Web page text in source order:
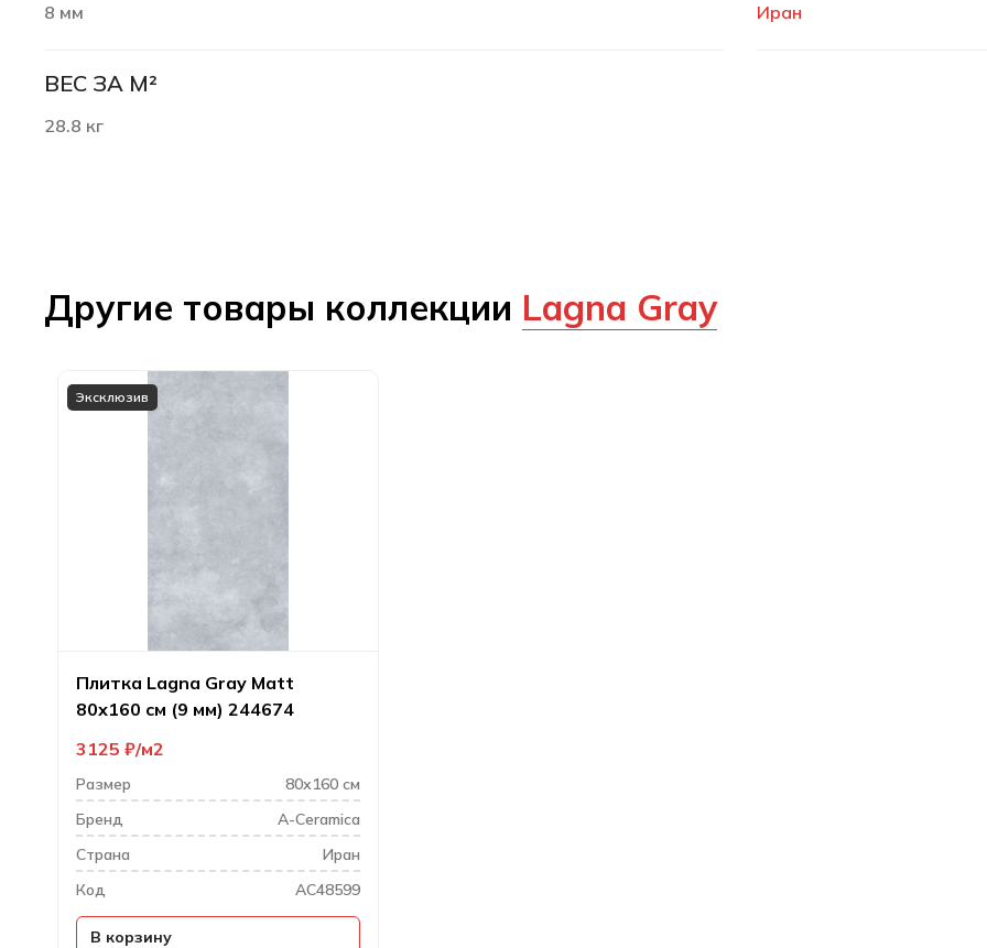
8 мм Иран
ВЕС ЗА М²
28.8 кг
Другие товары коллекции Lagna Gray
Эксклюзив
Плитка Lagna Gray Matt
80х160 см (9 мм) 244674
3125 ₽ м2
Размер
80х160 см
Бренд
A-Ceramica
Cтрана
Иран
Код
AC48599
В корзину